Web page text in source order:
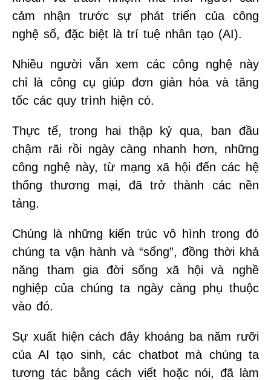
cảm nhận trước sự phát triển của công
nghệ số, đặc biệt là trí tuệ nhân tạo (AI).
Nhiều người vẫn xem các công nghệ này
chỉ là công cụ giúp đơn giản hóa và tăng
tốc các quy trình hiện có.
Thực tế, trong hai thập kỷ qua, ban đầu
chậm rãi rồi ngày càng nhanh hơn, những
công nghệ này, từ mạng xã hội đến các hệ
thống thương mại, đã trở thành các nền
tảng.
Chúng là những kiến trúc vô hình trong đó
chúng ta vận hành và “sống”, đồng thời khả
năng tham gia đời sống xã hội và nghề
nghiệp của chúng ta ngày càng phụ thuộc
vào đó.
Sự xuất hiện cách đây khoảng ba năm rưỡi
của AI tạo sinh, các chatbot mà chúng ta
tương tác bằng cách viết hoặc nói, đã làm